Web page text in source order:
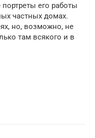
его работы
частных домах.
но, возможно, не
там всякого и в